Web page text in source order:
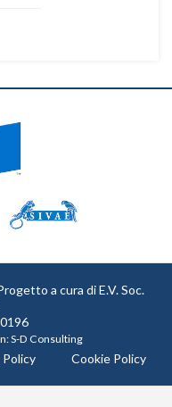
a cura diE.V. Soc.
S-D Consulting
Policy Cookie Policy